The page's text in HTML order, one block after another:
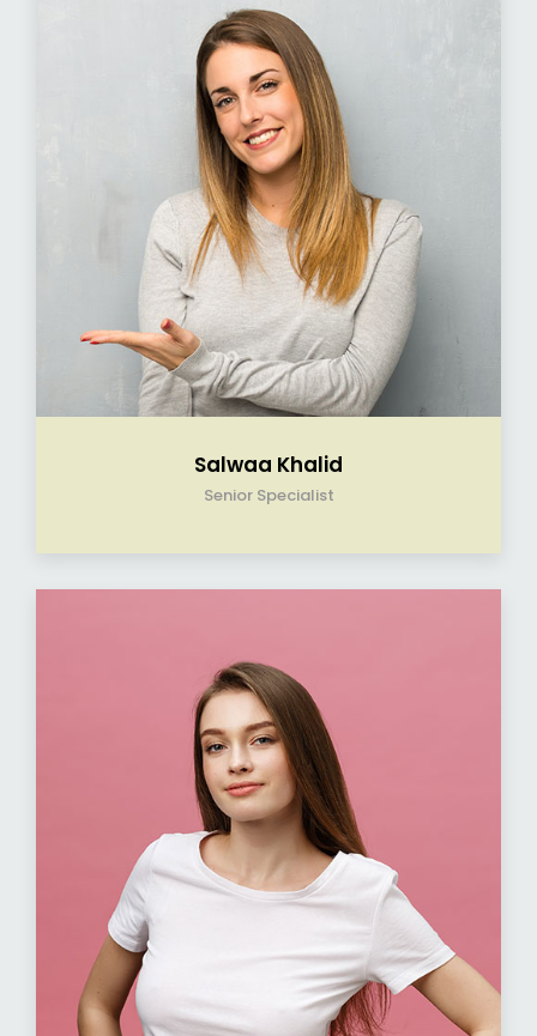
Salwaa Khalid
Senior Specialist